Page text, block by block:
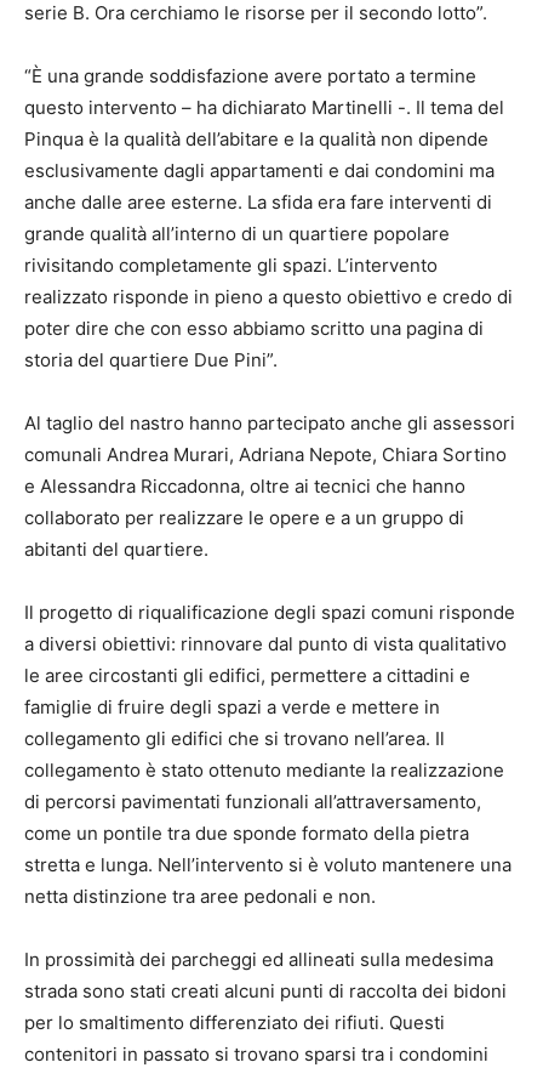
serie B. Ora cerchiamo le risorse per il secondo lotto”.
“È una grande soddisfazione avere portato a termine
questo intervento – ha dichiarato Martinelli -. Il tema del
Pinqua è la qualità dell’abitare e la qualità non dipende
esclusivamente dagli appartamenti e dai condomini ma
anche dalle aree esterne. La sfida era fare interventi di
grande qualità all’interno di un quartiere popolare
rivisitando completamente gli spazi. L’intervento
realizzato risponde in pieno a questo obiettivo e credo di
poter dire che con esso abbiamo scritto una pagina di
storia del quartiere Due Pini”.
Al taglio del nastro hanno partecipato anche gli assessori
comunali Andrea Murari, Adriana Nepote, Chiara Sortino
e Alessandra Riccadonna, oltre ai tecnici che hanno
collaborato per realizzare le opere e a un gruppo di
abitanti del quartiere.
Il progetto di riqualificazione degli spazi comuni risponde
a diversi obiettivi: rinnovare dal punto di vista qualitativo
le aree circostanti gli edifici, permettere a cittadini e
famiglie di fruire degli spazi a verde e mettere in
collegamento gli edifici che si trovano nell’area. Il
collegamento è stato ottenuto mediante la realizzazione
di percorsi pavimentati funzionali all’attraversamento,
come un pontile tra due sponde formato della pietra
stretta e lunga. Nell’intervento si è voluto mantenere una
netta distinzione tra aree pedonali e non.
In prossimità dei parcheggi ed allineati sulla medesima
strada sono stati creati alcuni punti di raccolta dei bidoni
per lo smaltimento differenziato dei rifiuti. Questi
contenitori in passato si trovano sparsi tra i condomini